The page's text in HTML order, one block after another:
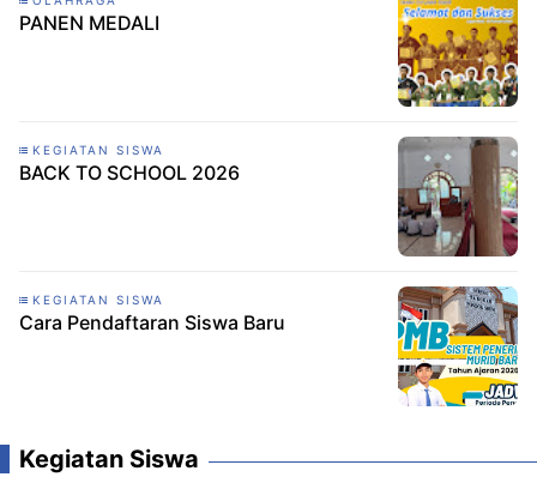
PANEN MEDALI
KEGIATAN SISWA
BACK TO SCHOOL 2026
KEGIATAN SISWA
Cara Pendaftaran Siswa Baru
Kegiatan Siswa